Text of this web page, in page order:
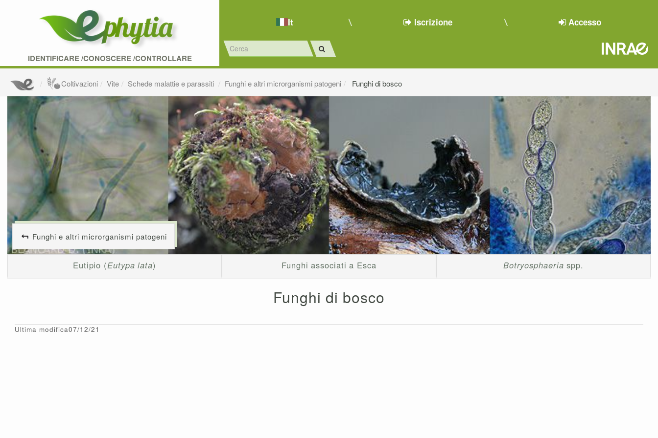
IDENTIFICARE /CONOSCERE /CONTROLLARE
It Iscrizione Accesso
Coltivazioni Vite Schede malattie e parassiti Funghi e altri microrganismi patogeni Funghi di bosco
Funghi e altri microrganismi patogeni
Eutipio (Eutypa lata) Funghi associati a Esca Botryosphaeria spp.
Funghi di bosco
Ultima modifica07/12/21